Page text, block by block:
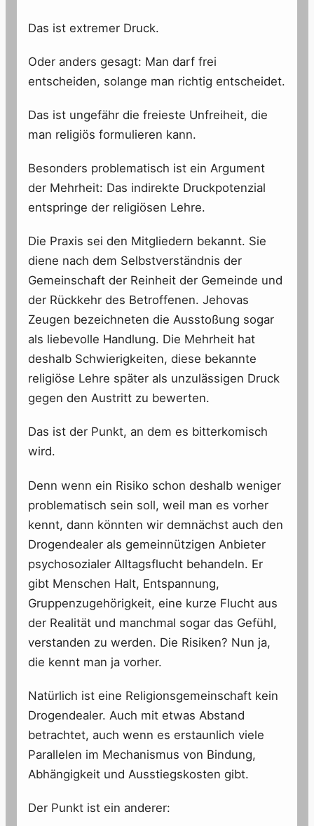
Das ist extremer Druck.
Oder anders gesagt: Man darf frei
entscheiden, solange man richtig entscheidet.
Das ist ungefähr die freieste Unfreiheit, die
man religiös formulieren kann.
Besonders problematisch ist ein Argument
der Mehrheit: Das indirekte Druckpotenzial
entspringe der religiösen Lehre.
Die Praxis sei den Mitgliedern bekannt. Sie
diene nach dem Selbstverständnis der
Gemeinschaft der Reinheit der Gemeinde und
der Rückkehr des Betroffenen. Jehovas
Zeugen bezeichneten die Ausstoßung sogar
als liebevolle Handlung. Die Mehrheit hat
deshalb Schwierigkeiten, diese bekannte
religiöse Lehre später als unzulässigen Druck
gegen den Austritt zu bewerten.
Das ist der Punkt, an dem es bitterkomisch
wird.
Denn wenn ein Risiko schon deshalb weniger
problematisch sein soll, weil man es vorher
kennt, dann könnten wir demnächst auch den
Drogendealer als gemeinnützigen Anbieter
psychosozialer Alltagsflucht behandeln. Er
gibt Menschen Halt, Entspannung,
Gruppenzugehörigkeit, eine kurze Flucht aus
der Realität und manchmal sogar das Gefühl,
verstanden zu werden. Die Risiken? Nun ja,
die kennt man ja vorher.
Natürlich ist eine Religionsgemeinschaft kein
Drogendealer. Auch mit etwas Abstand
betrachtet, auch wenn es erstaunlich viele
Parallelen im Mechanismus von Bindung,
Abhängigkeit und Ausstiegskosten gibt.
Der Punkt ist ein anderer: